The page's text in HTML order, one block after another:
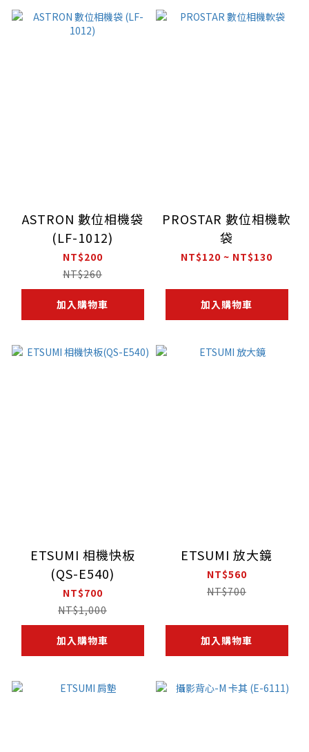
ASTRON 數位相機袋
(LF-1012)
NT$200
NT$260
加入購物車
PROSTAR 數位相機軟
袋
NT$120 ~ NT$130
加入購物車
ETSUMI 相機快板
(QS-E540)
NT$700
NT$1,000
加入購物車
ETSUMI 放大鏡
NT$560
NT$700
加入購物車